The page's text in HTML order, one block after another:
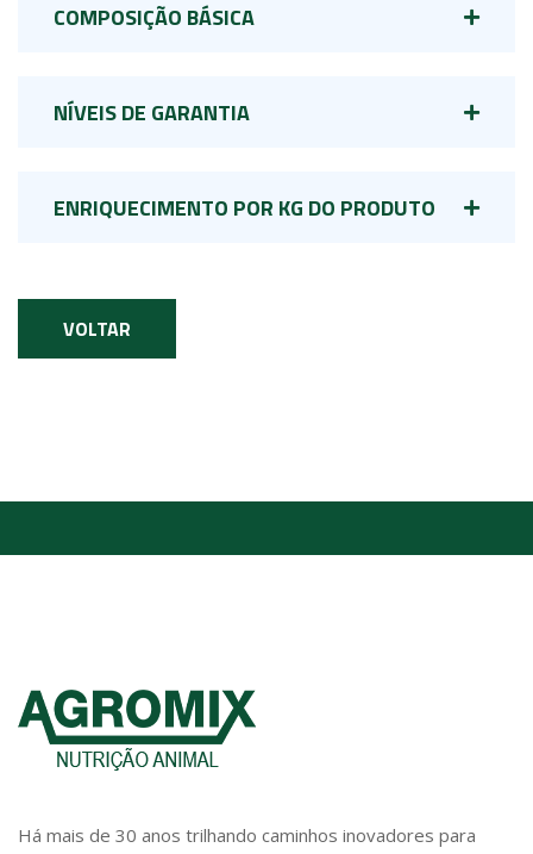
COMPOSIÇÃO BÁSICA
NÍVEIS DE GARANTIA
ENRIQUECIMENTO POR KG DO PRODUTO
VOLTAR
Há mais de 30 anos trilhando caminhos inovadores para